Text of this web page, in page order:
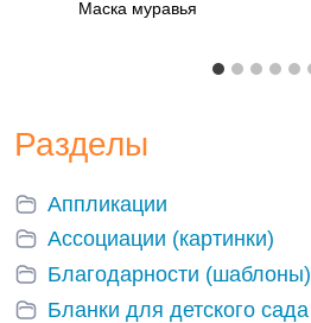
Маска муравья
Разделы
Аппликации
Ассоциации (картинки)
Благодарности (шаблоны)
Бланки для детского сада